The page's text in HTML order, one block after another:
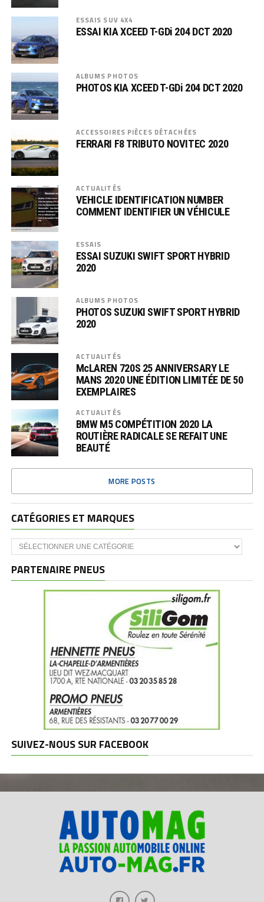
ESSAIS SUV 4X4
ESSAI KIA XCEED T-GDi 204 DCT 2020
ALBUMS PHOTOS
PHOTOS KIA XCEED T-GDi 204 DCT 2020
ACCESSOIRES PIÈCES DÉTACHÉES
FERRARI F8 TRIBUTO NOVITEC 2020
ACTUALITÉS
VEHICLE IDENTIFICATION NUMBER
COMMENT IDENTIFIER UN VÉHICULE
ESSAIS
ESSAI SUZUKI SWIFT SPORT HYBRID
2020
ALBUMS PHOTOS
PHOTOS SUZUKI SWIFT SPORT HYBRID
2020
ACTUALITÉS
McLAREN 720S 25 ANNIVERSARY LE
MANS 2020 UNE ÉDITION LIMITÉE DE 50
EXEMPLAIRES
ACTUALITÉS
BMW M5 COMPÉTITION 2020 LA
ROUTIÈRE RADICALE SE REFAIT UNE
BEAUTÉ
MORE POSTS
CATÉGORIES ET MARQUES
Catégories
et
PARTENAIRE PNEUS
SUIVEZ-NOUS SUR FACEBOOK